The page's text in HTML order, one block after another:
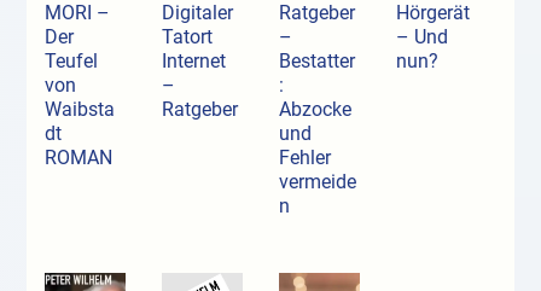
MORI –
Der
Teufel
von
Waibsta
dt
ROMAN
Digitaler
Tatort
Internet
–
Ratgeber
Ratgeber
–
Bestatter
:
Abzocke
und
Fehler
vermeide
n
Hörgerät
– Und
nun?